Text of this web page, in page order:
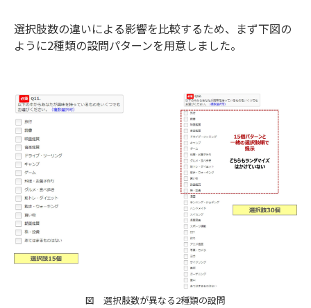
選択肢数の違いによる影響を比較するため、まず下図の
ように2種類の設問パターンを用意しました。
図 選択肢数が異なる2種類の設問